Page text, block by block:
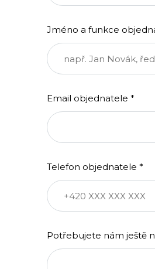
Jméno a funkce
Email objednatele *
Telefon objednatele *
Potřebujete nám ještě